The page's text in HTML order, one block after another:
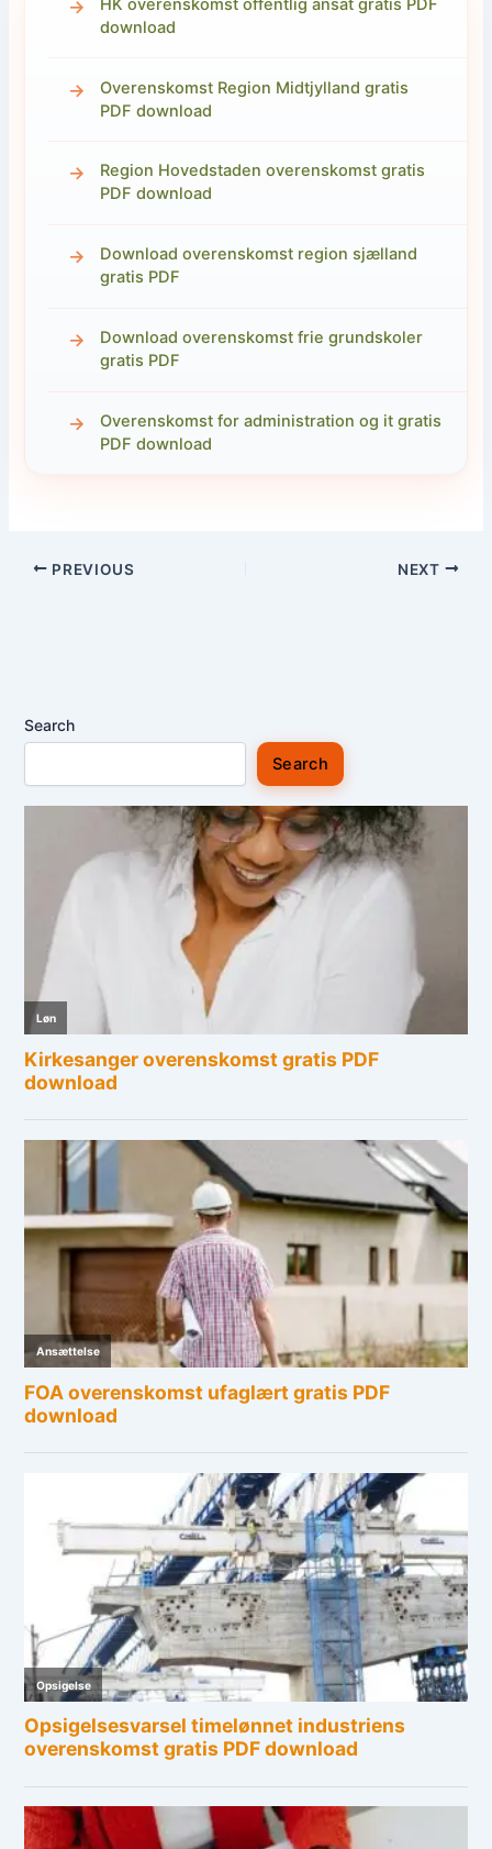
HK overenskomst offentlig ansat gratis PDF
download
Overenskomst Region Midtjylland gratis
PDF download
Region Hovedstaden overenskomst gratis
PDF download
Download overenskomst region sjælland
gratis PDF
Download overenskomst frie grundskoler
gratis PDF
Overenskomst for administration og it gratis
PDF download
PREVIOUS NEXT
Search
Search